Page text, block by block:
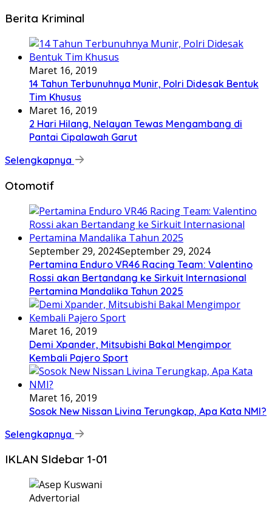
Berita Kriminal
Maret 16, 2019
14 Tahun Terbunuhnya Munir, Polri Didesak Bentuk
Tim Khusus
Maret 16, 2019
2 Hari Hilang, Nelayan Tewas Mengambang di
Pantai Cipalawah Garut
Selengkapnya
Otomotif
September 29, 2024September 29, 2024
Pertamina Enduro VR46 Racing Team: Valentino
Rossi akan Bertandang ke Sirkuit Internasional
Pertamina Mandalika Tahun 2025
Maret 16, 2019
Demi Xpander, Mitsubishi Bakal Mengimpor
Kembali Pajero Sport
Maret 16, 2019
Sosok New Nissan Livina Terungkap, Apa Kata NMI?
Selengkapnya
IKLAN SIdebar 1-01
Advertorial